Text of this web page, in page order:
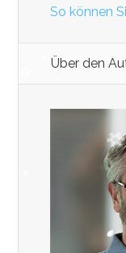
So können
Über den